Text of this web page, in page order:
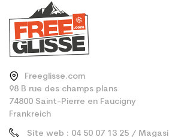
Freeglisse.com
98 B rue des champs plans
74800 Saint-Pierre en Faucigny
Frankreich
Site web : 04 50 07 13 25 /